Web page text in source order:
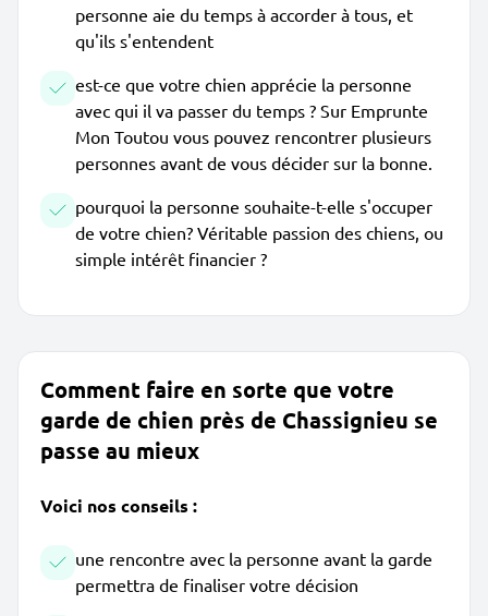
personne aie du temps à accorder à tous, et
qu'ils s'entendent
est-ce que votre chien apprécie la personne
avec qui il va passer du temps ? Sur Emprunte
Mon Toutou vous pouvez rencontrer plusieurs
personnes avant de vous décider sur la bonne.
pourquoi la personne souhaite-t-elle s'occuper
de votre chien? Véritable passion des chiens, ou
simple intérêt financier ?
Comment faire en sorte que votre
garde de chien près de Chassignieu se
passe au mieux
Voici nos conseils :
une rencontre avec la personne avant la garde
permettra de finaliser votre décision